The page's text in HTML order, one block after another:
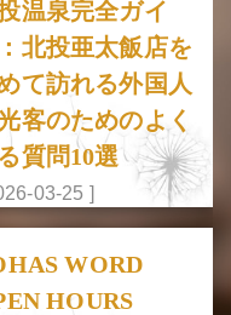
温泉完全ガイ
：北投亜太飯店を
て訪れる外国人
客のためのよく
質問10選
03-25 ]
WORD
HOURS